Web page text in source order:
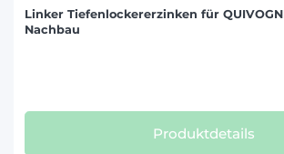
Linker Tiefenlockererzinken für
Nachbau
Produktdetails